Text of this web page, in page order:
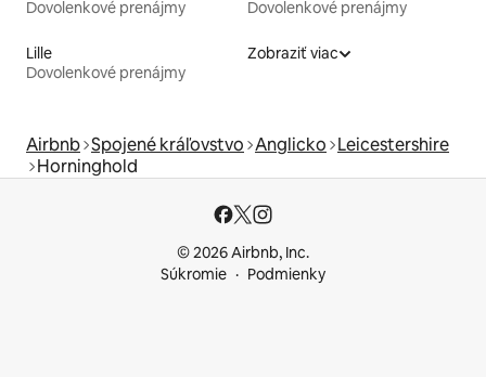
Dovolenkové prenájmy
Dovolenkové prenájmy
Lille
Dovolenkové prenájmy
Zobraziť viac
Airbnb Spojené kráľovstvo Anglicko Leicestershire
Horninghold
© 2026 Airbnb, Inc.
Súkromie
Podmienky